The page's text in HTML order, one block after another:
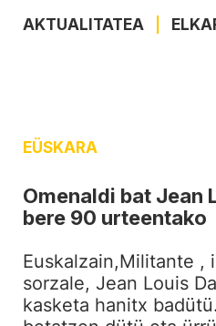
AKTUALITATEA
EÜSKARA
Omenaldi bat Jean
bere 90 urteentako
Euskalzain,Militante ,
sorzale, Jean Louis
kasketa hanitx